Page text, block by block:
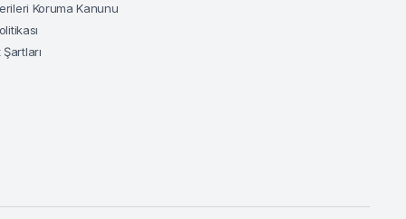
Koruma Kanunu